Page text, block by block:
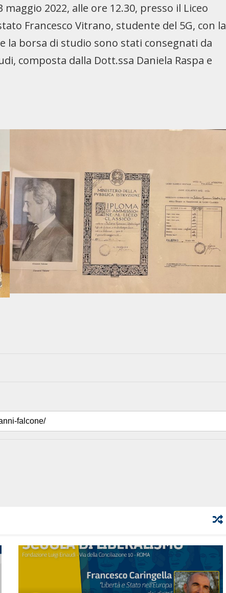
2022, alle ore 12.30, presso il Liceo
Francesco Vitrano, studente del 5G, con la
la borsa di studio sono stati consegnati da
composta dalla Dott.ssa Daniela Raspa e